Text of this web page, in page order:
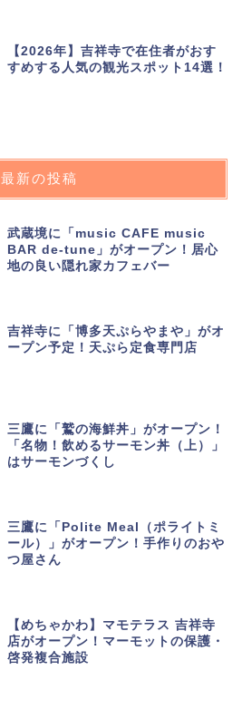
【2026年】吉祥寺で在住者がおす
すめする人気の観光スポット14選！
最新の投稿
武蔵境に「music CAFE music
BAR de-tune」がオープン！居心
地の良い隠れ家カフェバー
吉祥寺に「博多天ぷらやまや」がオ
ープン予定！天ぷら定食専門店
三鷹に「鷲の海鮮丼」がオープン！
「名物！飲めるサーモン丼（上）」
はサーモンづくし
三鷹に「Polite Meal（ポライトミ
ール）」がオープン！手作りのおや
つ屋さん
【めちゃかわ】マモテラス 吉祥寺
店がオープン！マーモットの保護・
啓発複合施設